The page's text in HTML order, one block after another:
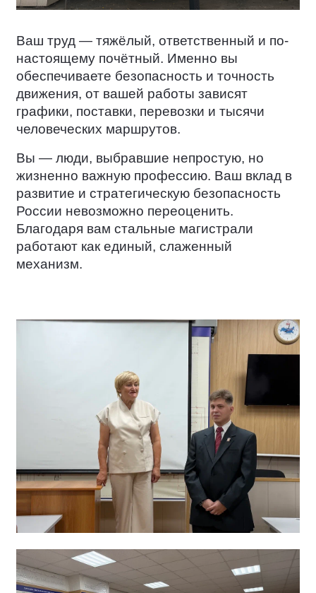
Ваш труд — тяжёлый, ответственный и по-
настоящему почётный. Именно вы
обеспечиваете безопасность и точность
движения, от вашей работы зависят
графики, поставки, перевозки и тысячи
человеческих маршрутов.
Вы — люди, выбравшие непростую, но
жизненно важную профессию. Ваш вклад в
развитие и стратегическую безопасность
России невозможно переоценить.
Благодаря вам стальные магистрали
работают как единый, слаженный
механизм.